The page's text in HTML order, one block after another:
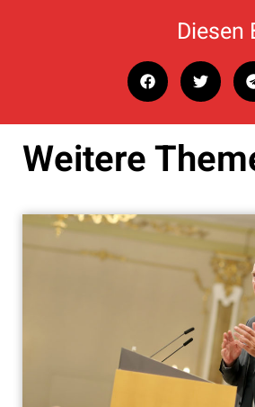
Diesen
Weitere